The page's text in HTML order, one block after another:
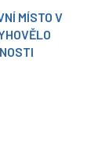
MÍSTO V